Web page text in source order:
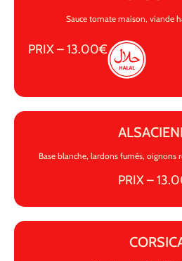
Sauce tomate maison, viande
PRIX – 13.00€
Base blanche, lardons fumés, oignons
PRIX –